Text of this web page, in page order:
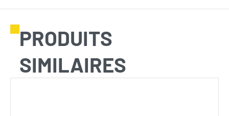
PRODUITS
SIMILAIRES